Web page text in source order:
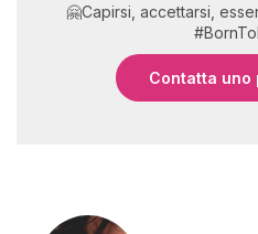
🤗Capirsi, accettarsi,
Contatta uno